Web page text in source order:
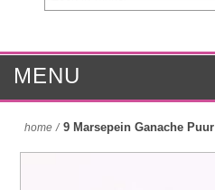
MENU
home / 9 Marsepein Ganache Puur